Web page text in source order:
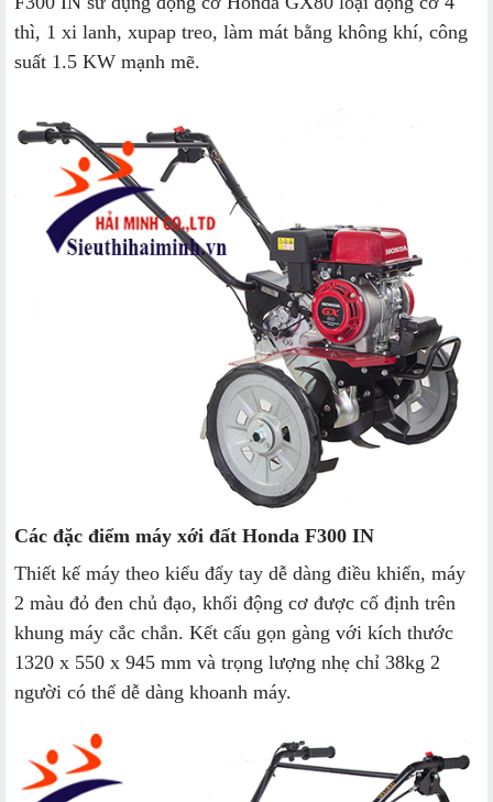
thì, 1 xi lanh, xupap treo, làm mát bằng không khí, công
suất 1.5 KW mạnh mẽ.
Các đặc điểm máy xới đất Honda F300 IN
Thiết kế máy theo kiểu đẩy tay dễ dàng điều khiển, máy
2 màu đỏ đen chủ đạo, khối động cơ được cố định trên
khung máy cắc chắn. Kết cấu gọn gàng với kích thước
1320 x 550 x 945 mm và trọng lượng nhẹ chỉ 38kg 2
người có thể dễ dàng khoanh máy.